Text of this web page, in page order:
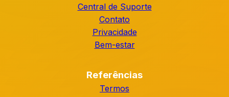
Central de Suporte
Contato
Privacidade
Bem-estar
Referências
Termos